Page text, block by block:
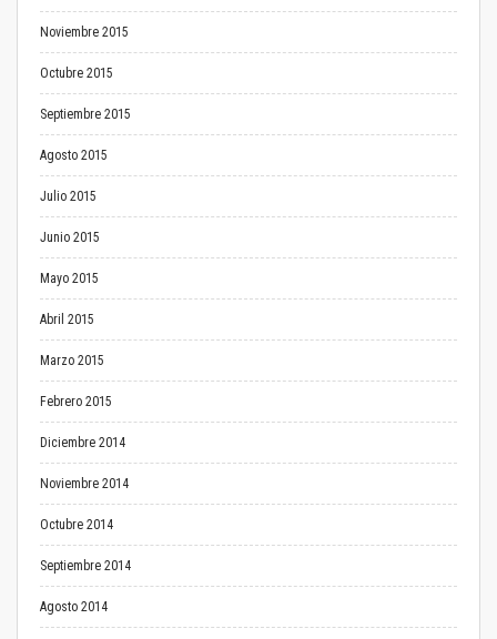
Noviembre 2015
Octubre 2015
Septiembre 2015
Agosto 2015
Julio 2015
Junio 2015
Mayo 2015
Abril 2015
Marzo 2015
Febrero 2015
Diciembre 2014
Noviembre 2014
Octubre 2014
Septiembre 2014
Agosto 2014